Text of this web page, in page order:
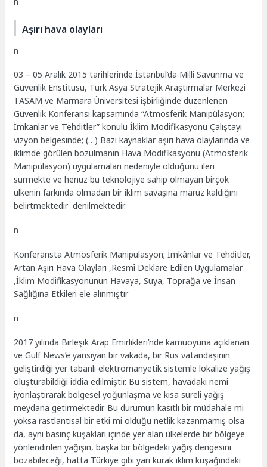
Aşırı hava olayları
n
03 – 05 Aralık 2015 tarihlerinde İstanbul’da Milli Savunma ve
Güvenlik Enstitüsü, Türk Asya Stratejik Araştırmalar Merkezi
TASAM ve Marmara Üniversitesi işbirliğinde düzenlenen
Güvenlik Konferansı kapsamında “Atmosferik Manipülasyon;
İmkanlar ve Tehditler” konulu İklim Modifikasyonu Çalıştayı
vizyon belgesinde; (…) Bazı kaynaklar aşırı hava olaylarında ve
iklimde görülen bozulmanın Hava Modifikasyonu (Atmosferik
Manipülasyon) uygulamaları nedeniyle olduğunu ileri
sürmekte ve henüz bu teknolojiye sahip olmayan birçok
ülkenin farkında olmadan bir iklim savaşına maruz kaldığını
belirtmektedir denilmektedir.
n
Konferansta Atmosferik Manipülasyon; İmkânlar ve Tehditler,
Artan Aşırı Hava Olayları ,Resmî Deklare Edilen Uygulamalar
,İklim Modifikasyonunun Havaya, Suya, Toprağa ve İnsan
Sağlığına Etkileri ele alınmıştır
n
2017 yılında Birleşik Arap Emirlikleri’nde kamuoyuna açıklanan
ve Gulf News’e yansıyan bir vakada, bir Rus vatandaşının
geliştirdiği yer tabanlı elektromanyetik sistemle lokalize yağış
oluşturabildiği iddia edilmiştir. Bu sistem, havadaki nemi
iyonlaştırarak bölgesel yoğunlaşma ve kısa süreli yağış
meydana getirmektedir. Bu durumun kasıtlı bir müdahale mi
yoksa rastlantısal bir etki mi olduğu netlik kazanmamış olsa
da, aynı basınç kuşakları içinde yer alan ülkelerde bir bölgeye
yönlendirilen yağışın, başka bir bölgedeki yağış dengesini
bozabileceği, hatta Türkiye gibi yarı kurak iklim kuşağındaki